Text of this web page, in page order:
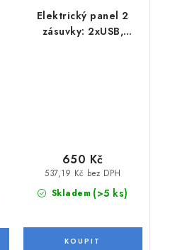
Elektrický panel 2
zásuvky: 2xUSB,
Skladem (>5 ks)
537,19 Kč bez DPH
650 Kč